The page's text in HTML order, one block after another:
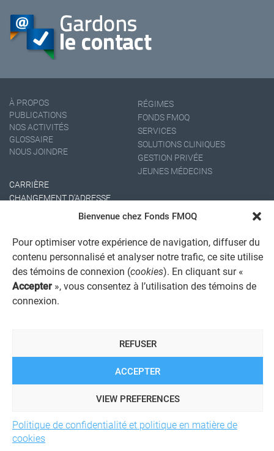
Bienvenue chez Fonds FMOQ
Pour optimiser votre expérience de navigation, diffuser du
contenu personnalisé et analyser notre trafic, ce site utilise
des témoins de connexion (cookies). En cliquant sur «
Accepter », vous consentez à l’utilisation des témoins de
connexion.
ACCEPTER
REFUSER
VIEW PREFERENCES
Politique de confidentialité et politique en matière de
cookies
À PROPOS
PUBLICATIONS
NOS ACTIVITÉS
GLOSSAIRE
NOUS JOINDRE
RÉGIMES
FONDS FMOQ
SERVICES
SOLUTIONS CLINIQUES
GESTION PRIVÉE
JEUNES MÉDECINS
CARRIÈRE
CHANGEMENT D'ADRESSE
AVIS JURIDIQUE GÉNÉRAL
POLITIQUE DE TRAITEMENT DES PLAINTES
REGISTRE DES CONFLITS D'INTÉRÊTS
© 2026 Société de services financiers Fonds FMOQ inc.
droits réservés.